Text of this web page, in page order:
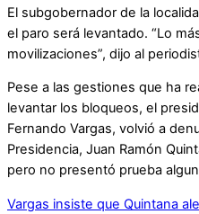
El subgobernador de la
el paro será levantado. “Lo
movilizaciones”, dijo al
Pese a las gestiones que ha
levantar los bloqueos, el
Fernando Vargas, volvió a
Presidencia, Juan Ramón
pero no presentó prueba
Vargas insiste que Quintana